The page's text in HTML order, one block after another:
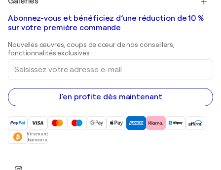
Banksy
Mr. Brainwash
Shepard Fairey
Tableaux abstraits à vendre
Peintures de paysage
Estampes
Peintures acryliques
Galeries d'art en France
Galeries d'art en Belgique
Abonnez-vous et bénéficiez d’une réduction de 10 %
sur votre première commande
Nouvelles œuvres, coups de cœur de nos conseillers,
fonctionnalités exclusives.
Saisissez
votre
adresse
e-
mail
J'en profite dès maintenant
Virement
bancaire